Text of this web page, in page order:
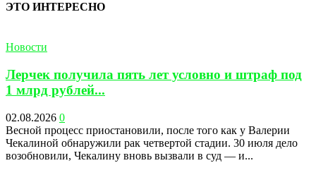
ЭТО ИНТЕРЕСНО
Новости
Лерчек получила пять лет условно и штраф под
1 млрд рублей...
02.08.2026 0
Весной процесс приостановили, после того как у Валерии
Чекалиной обнаружили рак четвертой стадии. 30 июля дело
возобновили, Чекалину вновь вызвали в суд — и...